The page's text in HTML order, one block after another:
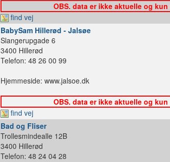
OBS. data er ikke aktuelle og
find vej
BabySam Hillerød - Jalsøe
Slangerupgade 6
3400 Hillerød
Telefon: 48 26 00 99
Hjemmeside: www.jalsoe.dk
OBS. data er ikke aktuelle og
find vej
Bad og Fliser
Trollesmindealle 12B
3400 Hillerød
Telefon: 48 24 04 28